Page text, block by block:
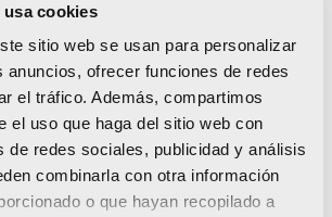
usa cookies
sitio web se usan para personalizar
anuncios, ofrecer funciones de redes
el tráfico. Además, compartimos
el uso que haga del sitio web con
de redes sociales, publicidad y análisis
combinarla con otra información
o que hayan recopilado a
Trinidad Alfonso se ha
contento de repetir victoria. El
es perfecto para hacer buenas
encantado de volver el año que
en busca de otro record”.
ganadora de la 25ª Edición del